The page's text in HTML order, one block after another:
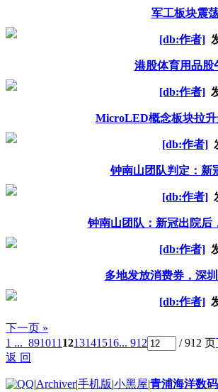
军工板块震
[db:作者]
港股体育用品股
[db:作者]
MicroLED概念板块拉升
[db:作者]
钟南山团队判定：新
[db:作者]
钟南山团队：新冠出院后
[db:作者]
多地发放消费券，深
[db:作者]
下一页 »
1 ... 891011 1213141516... 912 / 912 页
返 回
|Archiver|手机版|小黑屋|青浦海洋数